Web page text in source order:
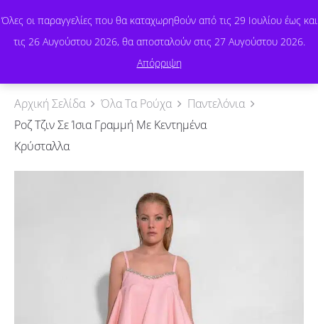
Όλες οι παραγγελίες που θα καταχωρηθούν από τις 29 Ιουλίου έως και
τις 26 Αυγούστου 2026, θα αποσταλούν στις 27 Αυγούστου 2026.
Απόρριψη
Αρχική Σελίδα Όλα Τα Ρούχα
Παντελόνια
Ροζ Τζιν Σε Ίσια Γραμμή Με Κεντημένα
Κρύσταλλα